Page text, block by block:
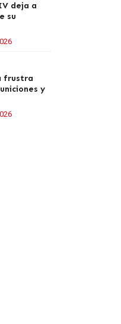
deja a
su
frustra
y